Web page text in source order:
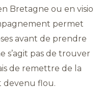
Bretagne ou en visio
permet
avant de prendre
s’agit pas de trouver
de remettre de la
devenu flou.